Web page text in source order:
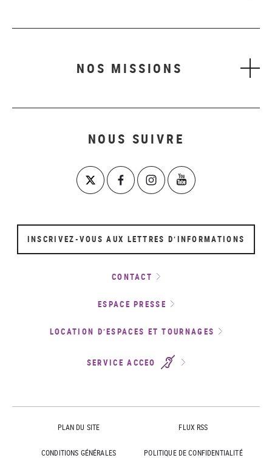
NOS MISSIONS
NOUS SUIVRE
INSCRIVEZ-VOUS AUX LETTRES D’INFORMATIONS
CONTACT
ESPACE PRESSE
LOCATION D’ESPACES ET TOURNAGES
SERVICE ACCEO
PLAN DU SITE FLUX RSS
CONDITIONS GÉNÉRALES
POLITIQUE DE CONFIDENTIALITÉ